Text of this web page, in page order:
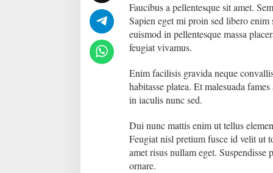
S
e
j
a
k
e
i
:
S
m
o
g
Faucibus a pellentesque sit amet.
Sapien eget mi proin sed libero
euismod in pellentesque massa
feugiat vivamus.
Enim facilisis gravida neque
habitasse platea. Et malesuada
in iaculis nunc sed.
Dui nunc mattis enim ut tellus
Feugiat nisl pretium fusce id velit ut
amet risus nullam eget.
ornare.